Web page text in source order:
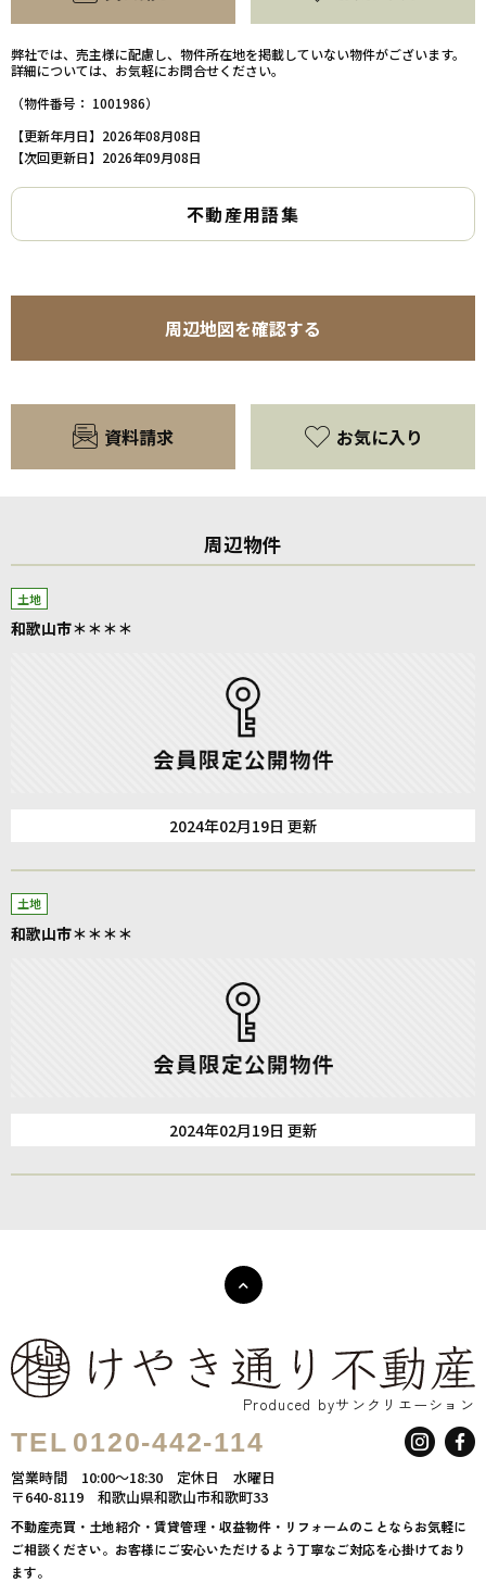
弊社では、売主様に配慮し、物件所在地を掲載していない物件がございます。
詳細については、お気軽にお問合せください。
（物件番号： 1001986）
【更新年月日】2026年08月08日
【次回更新日】2026年09月08日
不動産用語集
周辺地図を確認する
資料請求 お気に入り
周辺物件
土地
和歌山市＊＊＊＊
2024年02月19日 更新
土地
和歌山市＊＊＊＊
2024年02月19日 更新
Produced byサンクリエーション
TEL 0120-442-114
営業時間 10:00～18:30 定休日 水曜日
〒640-8119 和歌山県和歌山市和歌町33
不動産売買・土地紹介・賃貸管理・収益物件・リフォームのことならお気軽に
ご相談ください。お客様にご安心いただけるよう丁寧なご対応を心掛けており
ます。